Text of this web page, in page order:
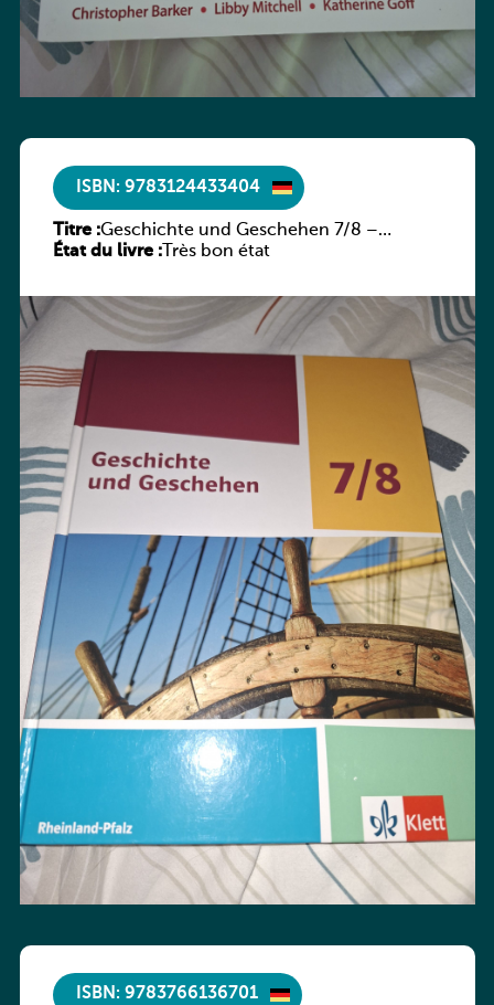
ISBN: 9783124433404
Titre :Geschichte und Geschehen 7/8 –
Rheinland-Pfalz
État du livre :Très bon état
ISBN: 9783766136701